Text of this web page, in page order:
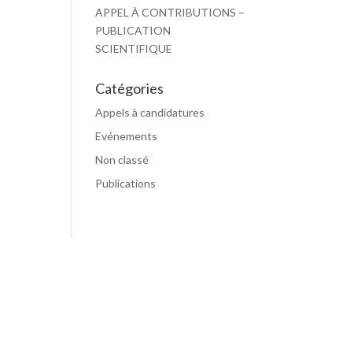
APPEL À CONTRIBUTIONS –
PUBLICATION
SCIENTIFIQUE
Catégories
Appels à candidatures
Evénements
Non classé
Publications